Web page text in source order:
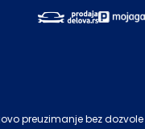
preuzimanje bez dozvole